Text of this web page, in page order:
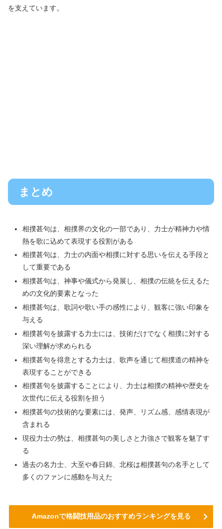
を支えています。
まとめ
相撲甚句は、相撲界の文化の一部であり、力士が精神力や情
熱を歌に込めて表現する役割がある
相撲甚句は、力士の内面や相撲に対する思いを伝える手段と
して重要である
相撲甚句は、神事や儀式から発展し、相撲の伝統を伝えるた
めの文化的要素となった
相撲甚句は、歌詞や歌い手の感性により、観客に強い印象を
与える
相撲甚句を披露する力士には、技術だけでなく相撲に対する
深い理解が求められる
相撲甚句を得意とする力士は、歌声を通じて相撲道の精神を
表現することができる
相撲甚句を披露することにより、力士は相撲の精神や歴史を
次世代に伝える役割を担う
相撲甚句の技術的な要素には、発声、リズム感、感情表現が
含まれる
現役力士の勢は、相撲甚句の美しさと力強さで観客を魅了す
る
過去の名力士、大至や春日錦、北桜は相撲甚句の名手として
多くのファンに感動を与えた
Amazonで格闘技用品のおすすめランキングを見る